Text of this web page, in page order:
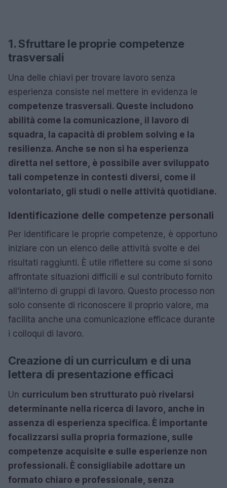
1. Sfruttare le proprie competenze
trasversali
Una delle chiavi per trovare lavoro senza
esperienza consiste nel mettere in evidenza le
competenze trasversali. Queste includono
abilità come la comunicazione, il lavoro di
squadra, la capacità di problem solving e la
resilienza. Anche se non si ha esperienza
diretta nel settore, è possibile aver sviluppato
tali competenze in contesti diversi, come il
volontariato, gli studi o nelle attività quotidiane.
Identificazione delle competenze personali
Per identificare le proprie competenze, è opportuno
iniziare con un elenco delle attività svolte e dei
risultati raggiunti. È utile riflettere su come si sono
affrontate situazioni difficili e sul contributo fornito
all’interno di gruppi di lavoro. Questo processo non
solo consente di riconoscere il proprio valore, ma
facilita anche una comunicazione efficace durante
i colloqui di lavoro.
Creazione di un curriculum e di una
lettera di presentazione efficaci
Un curriculum ben strutturato può rivelarsi
determinante nella ricerca di lavoro, anche in
assenza di esperienza specifica. È importante
focalizzarsi sulla propria formazione, sulle
competenze acquisite e sulle esperienze non
professionali. È consigliabile adottare un
formato chiaro e professionale, senza